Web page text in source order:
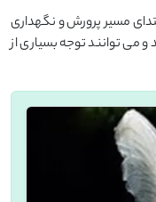
مسیر پرورش و نگهداری
می توانند توجه بسیاری از